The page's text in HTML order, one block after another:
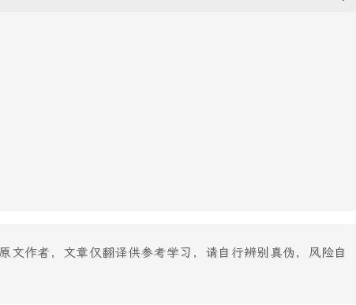
文作者，文章仅翻译供参考学习，请自行辨别真伪，风险自